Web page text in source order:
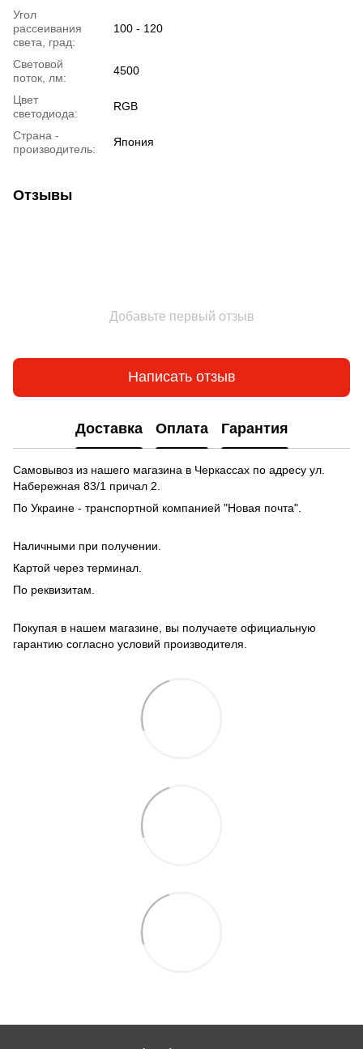
Угол
рассеивания
света, град:
100 - 120
Световой
поток, лм:
4500
Цвет
светодиода:
RGB
Страна -
производитель:
Япония
Отзывы
Добавьте первый отзыв
Написать отзыв
Доставка Оплата Гарантия
Самовывоз из нашего магазина в Черкассах по адресу ул.
Набережная 83/1 причал 2.
По Украине - транспортной компанией "Новая почта".
Наличными при получении.
Картой через терминал.
По реквизитам.
Покупая в нашем магазине, вы получаете официальную
гарантию согласно условий производителя.